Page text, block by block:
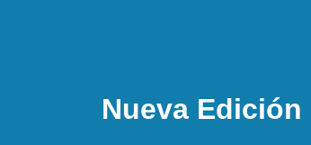
Nueva Edición